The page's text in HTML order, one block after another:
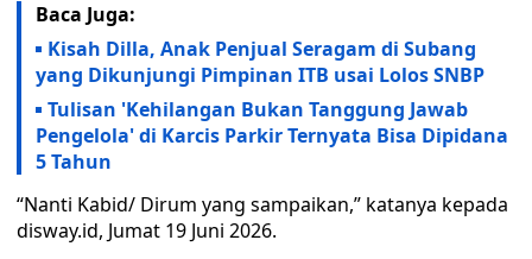
Baca Juga:
Kisah Dilla, Anak Penjual Seragam di Subang
yang Dikunjungi Pimpinan ITB usai Lolos SNBP
Tulisan 'Kehilangan Bukan Tanggung Jawab
Pengelola' di Karcis Parkir Ternyata Bisa Dipidana
5 Tahun
“Nanti Kabid/ Dirum yang sampaikan,” katanya kepada
disway.id, Jumat 19 Juni 2026.